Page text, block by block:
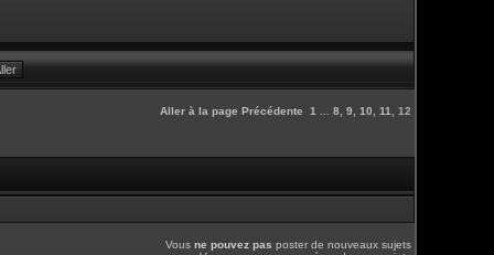
Aller à la page Précédente 1 8 9 10 11 12
Vous ne pouvez pas poster de nouveaux sujets